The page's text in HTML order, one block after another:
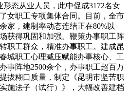
形态从业人员，此中促成3172名女
女职工专项集体合同。目前，全市
家，建制率动态连结正在80%以
获得巩固和加强。鞭策办事职工阵
职工群众，精准办事职工。建成昆
城职工心理减压赋能办事核心、工
事阵地2500余个，办事职工超百万
拔糊口质量，制定《昆明市坚苦职
施法子（试行）》，大幅改善建档